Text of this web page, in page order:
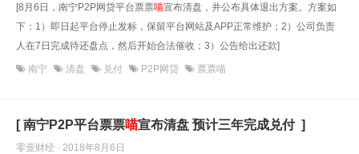
[8月6日，南宁P2P网贷平台票票喵宣布清盘，并公布具体退出方案。方案如
下：1）即日起平台停止发标，保留平台网站及APP正常维护；2）公司负责
人在7日完成待还盘点，然后开始合法催收；3）公告给出还款]
南宁 清盘 兑付 P2P网贷 票票喵
[ 南宁P2P平台票票喵宣布清盘 预计三年完成兑付 ]
零壹财经 · 2018年8月6日